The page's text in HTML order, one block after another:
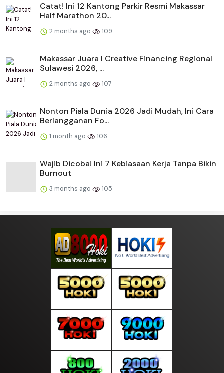
Catat! Ini 12 Kantong Parkir Resmi Makassar
Half Marathon 20...
2 months ago 109
Makassar Juara I Creative Financing Regional
Sulawesi 2026, ...
2 months ago 107
Nonton Piala Dunia 2026 Jadi Mudah, Ini Cara
Berlangganan Fo...
1 month ago 106
Wajib Dicoba! Ini 7 Kebiasaan Kerja Tanpa Bikin
Burnout
3 months ago 105